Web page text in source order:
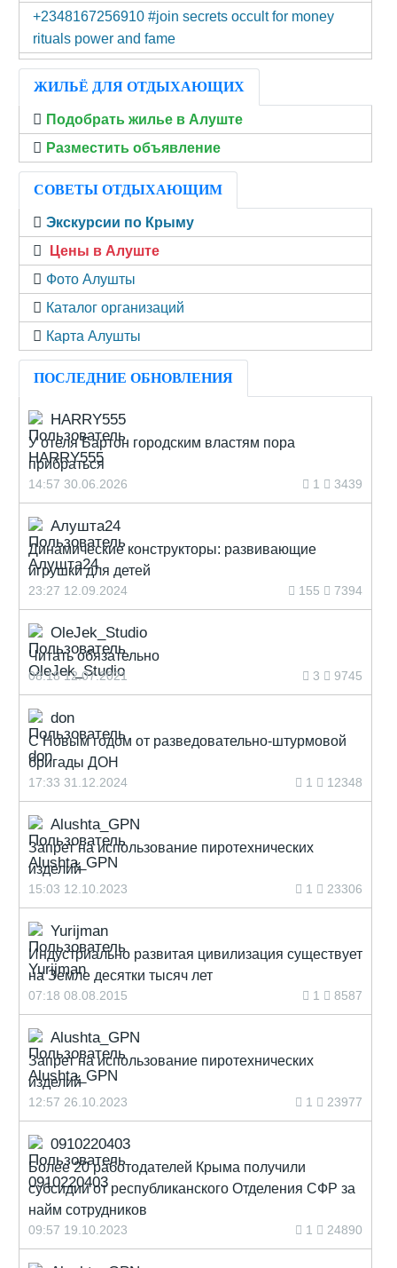
+2348167256910 #join secrets occult for money
rituals power and fame
ЖИЛЬЁ ДЛЯ ОТДЫХАЮЩИХ
Подобрать жилье в Алуште
Разместить объявление
СОВЕТЫ ОТДЫХАЮЩИМ
Экскурсии по Крыму
Цены в Алуште
Фото Алушты
Каталог организаций
Карта Алушты
ПОСЛЕДНИЕ ОБНОВЛЕНИЯ
HARRY555
У отеля Бартон городским властям пора
прибраться
14:57 30.06.2026 1 3439
Алушта24
Динамические конструкторы: развивающие
игрушки для детей
23:27 12.09.2024 155 7394
OleJek_Studio
Читать обязательно
08:18 12.07.2021 3 9745
don
С Новым годом от разведовательно-штурмовой
бригады ДОН
17:33 31.12.2024 1 12348
Alushta_GPN
Запрет на использование пиротехнических
изделий
15:03 12.10.2023 1 23306
Yurijman
Индустриально развитая цивилизация существует
на Земле десятки тысяч лет
07:18 08.08.2015 1 8587
Alushta_GPN
Запрет на использование пиротехнических
изделий
12:57 26.10.2023 1 23977
0910220403
Более 20 работодателей Крыма получили
субсидии от республиканского Отделения СФР за
найм сотрудников
09:57 19.10.2023 1 24890